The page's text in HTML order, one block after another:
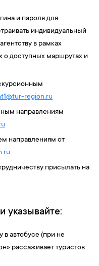
и пароля для
индивидуальный
в рамках
о доступных маршрутах и
region.ru
направлениям
направлениям от
.ru
присылать на
указывайте:
автобусе (при не
рассаживает туристов